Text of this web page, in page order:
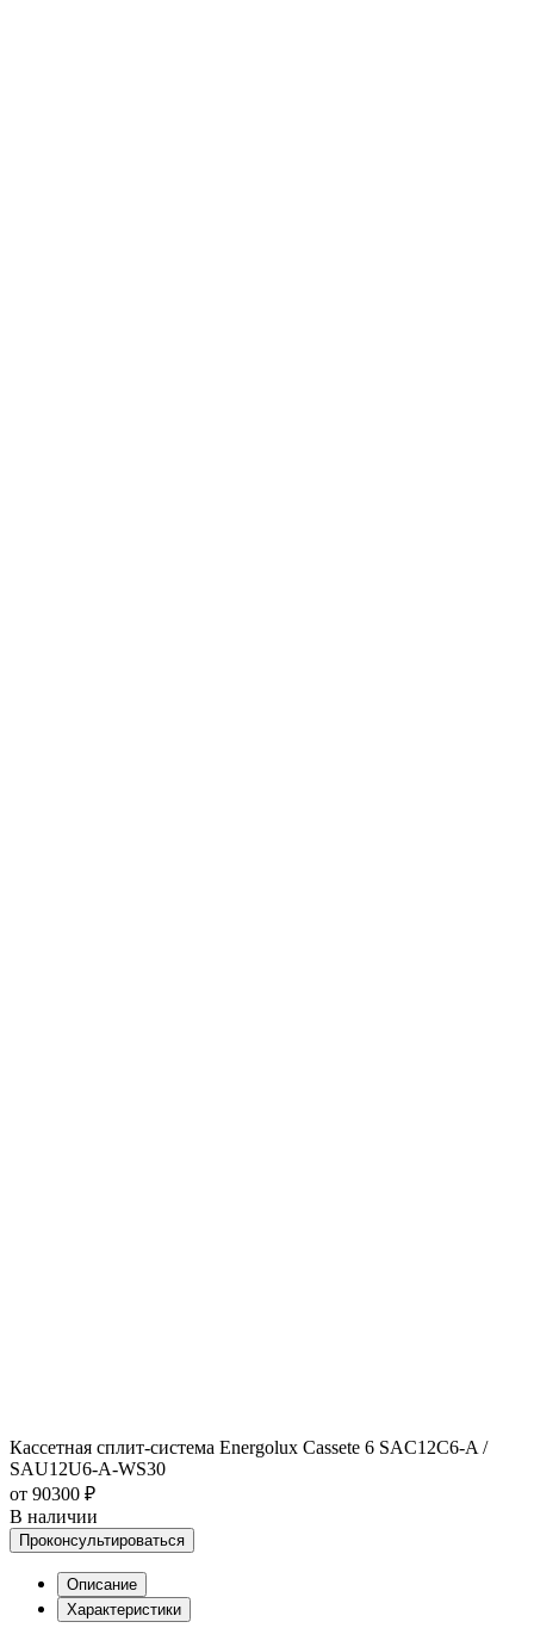
Кассетная сплит-система Energolux Cassete 6 SAC12C6-A /
SAU12U6-A-WS30
от 90300 ₽
В наличии
Проконсультироваться
Описание
Характеристики